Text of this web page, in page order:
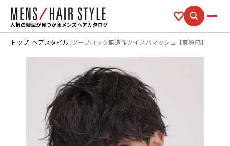
人気の髪型が見つかるメンズヘアカタログ
トップ ヘアスタイル ツーブロック無造作ツイスパマッシュ【葵質感】